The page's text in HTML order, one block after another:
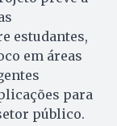
estudantes,
em áreas
para
público.